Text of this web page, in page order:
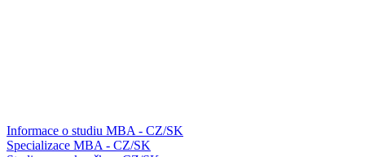
Informace o studiu MBA - CZ/SK
Specializace MBA - CZ/SK